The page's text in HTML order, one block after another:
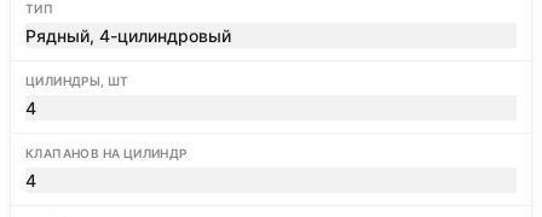
ТИП
Рядный, 4-цилиндровый
ЦИЛИНДРЫ, ШТ
4
КЛАПАНОВ НА ЦИЛИНДР
4